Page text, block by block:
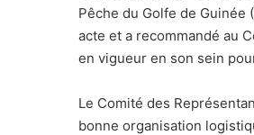
Pêche du Golfe de Guinée
acte et a recommandé au
en vigueur en son sein
Le Comité des
bonne organisation